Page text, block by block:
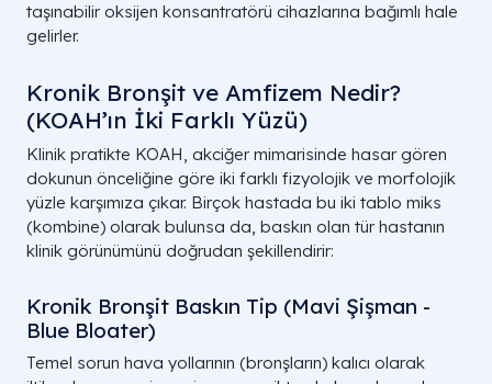
Balgam ve
Öksürük
Sabah-akşam tekrarlayan
Efor Kapasitesi
Kaybı
Fiziksel aktiviteden kaçınma,
yürüme, asansör seçimi
Sık Akut Bronşit
iyileşmeyen grip ve solunum
taşınabilir oksijen konsantratörü cihazlarına bağımlı hale
gelirler.
Kronik Bronşit ve Amfizem Nedir?
(KOAH’ın İki Farklı Yüzü)
Klinik pratikte KOAH, akciğer mimarisinde hasar gören
dokunun önceliğine göre iki farklı fizyolojik ve morfolojik
yüzle karşımıza çıkar. Birçok hastada bu iki tablo miks
(kombine) olarak bulunsa da, baskın olan tür hastanın
klinik görünümünü doğrudan şekillendirir:
Kronik Bronşit Baskın Tip (Mavi Şişman -
Blue Bloater)
Temel sorun hava yollarının (bronşların) kalıcı olarak